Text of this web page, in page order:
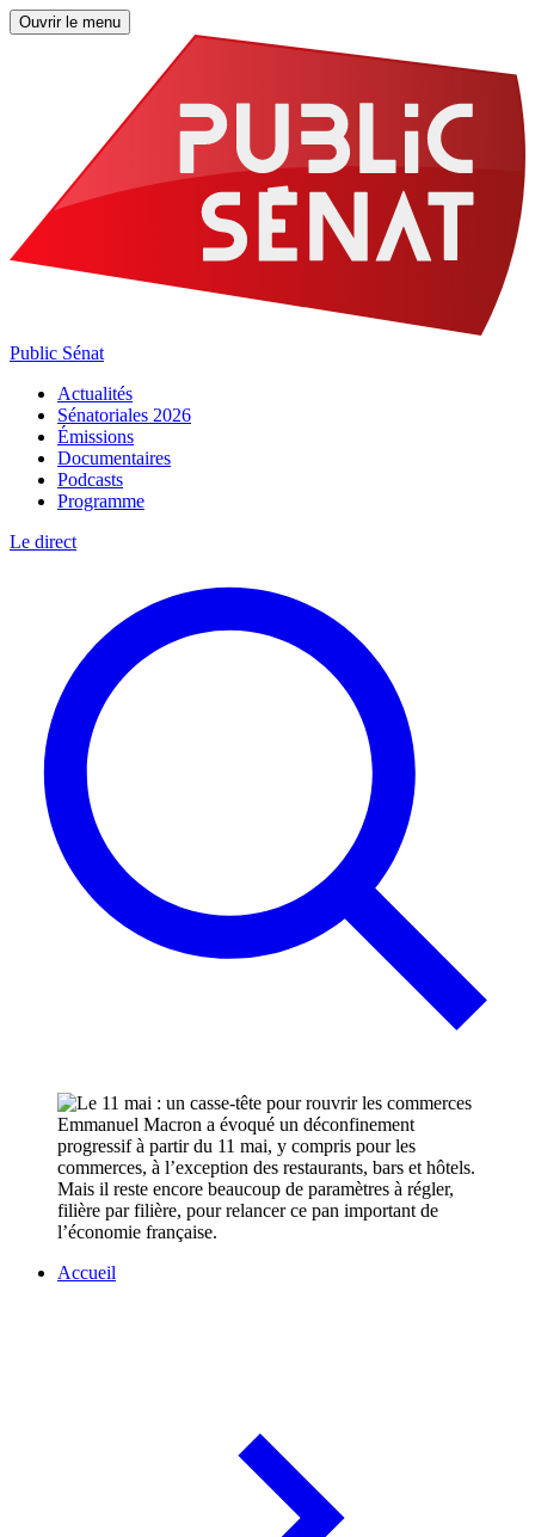
Ouvrir le menu
Public Sénat
Actualités
Sénatoriales 2026
Émissions
Documentaires
Podcasts
Programme
Le direct
Emmanuel Macron a évoqué un déconfinement
progressif à partir du 11 mai, y compris pour les
commerces, à l’exception des restaurants, bars et hôtels.
Mais il reste encore beaucoup de paramètres à régler,
filière par filière, pour relancer ce pan important de
l’économie française.
Accueil